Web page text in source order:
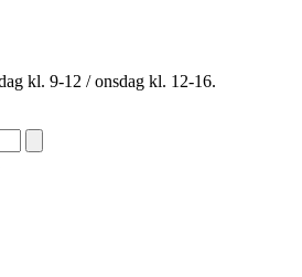
kl. 9-12 / onsdag kl. 12-16.